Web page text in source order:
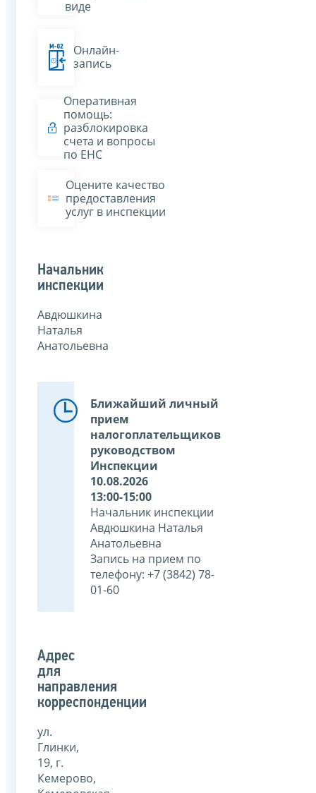
виде
Онлайн-
запись
Оперативная
помощь:
разблокировка
счета и вопросы
по ЕНС
Оцените качество
предоставления
услуг в инспекции
Начальник
инспекции
Авдюшкина
Наталья
Анатольевна
Ближайший личный
прием
налогоплательщиков
руководством
Инспекции
10.08.2026
13:00-15:00
Начальник инспекции
Авдюшкина Наталья
Анатольевна
Запись на прием по
телефону: +7 (3842) 78-
01-60
Адрес
для
направления
корреспонденции
ул.
Глинки,
19, г.
Кемерово,